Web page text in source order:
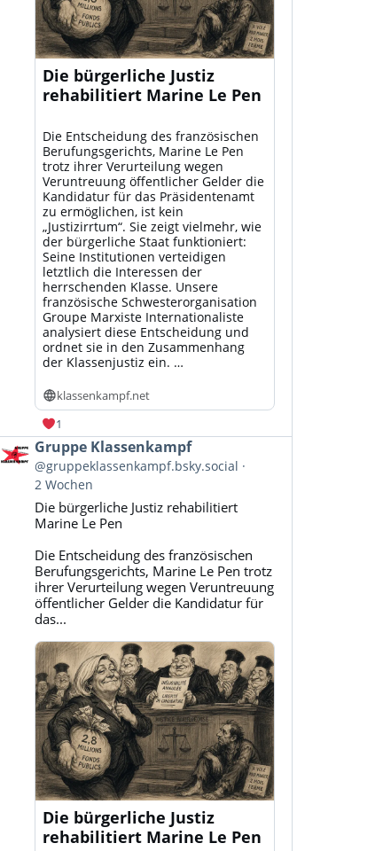
Die bürgerliche Justiz
rehabilitiert Marine Le Pen
Die Entscheidung des französischen
Berufungsgerichts, Marine Le Pen
trotz ihrer Verurteilung wegen
Veruntreuung öffentlicher Gelder die
Kandidatur für das Präsidentenamt
zu ermöglichen, ist kein
„Justizirrtum“. Sie zeigt vielmehr, wie
der bürgerliche Staat funktioniert:
Seine Institutionen verteidigen
letztlich die Interessen der
herrschenden Klasse. Unsere
französische Schwesterorganisation
Groupe Marxiste Internationaliste
analysiert diese Entscheidung und
ordnet sie in den Zusammenhang
der Klassenjustiz ein. …
klassenkampf.net
1
Beitrag
von
Gruppe
Klassenkampf
Bluesky
ansehen
Gruppe Klassenkampf
@gruppeklassenkampf.bsky.social
2 Wochen
Die bürgerliche Justiz rehabilitiert
Marine Le Pen
Die Entscheidung des französischen
Berufungsgerichts, Marine Le Pen trotz
ihrer Verurteilung wegen Veruntreuung
öffentlicher Gelder die Kandidatur für
das...
Die bürgerliche Justiz
rehabilitiert Marine Le Pen